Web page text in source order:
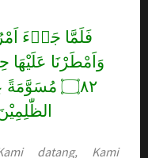
فَلَمَّا جَاۤءَ
وَاَمْطَرْنَا
۝٨٢
datang, Kami